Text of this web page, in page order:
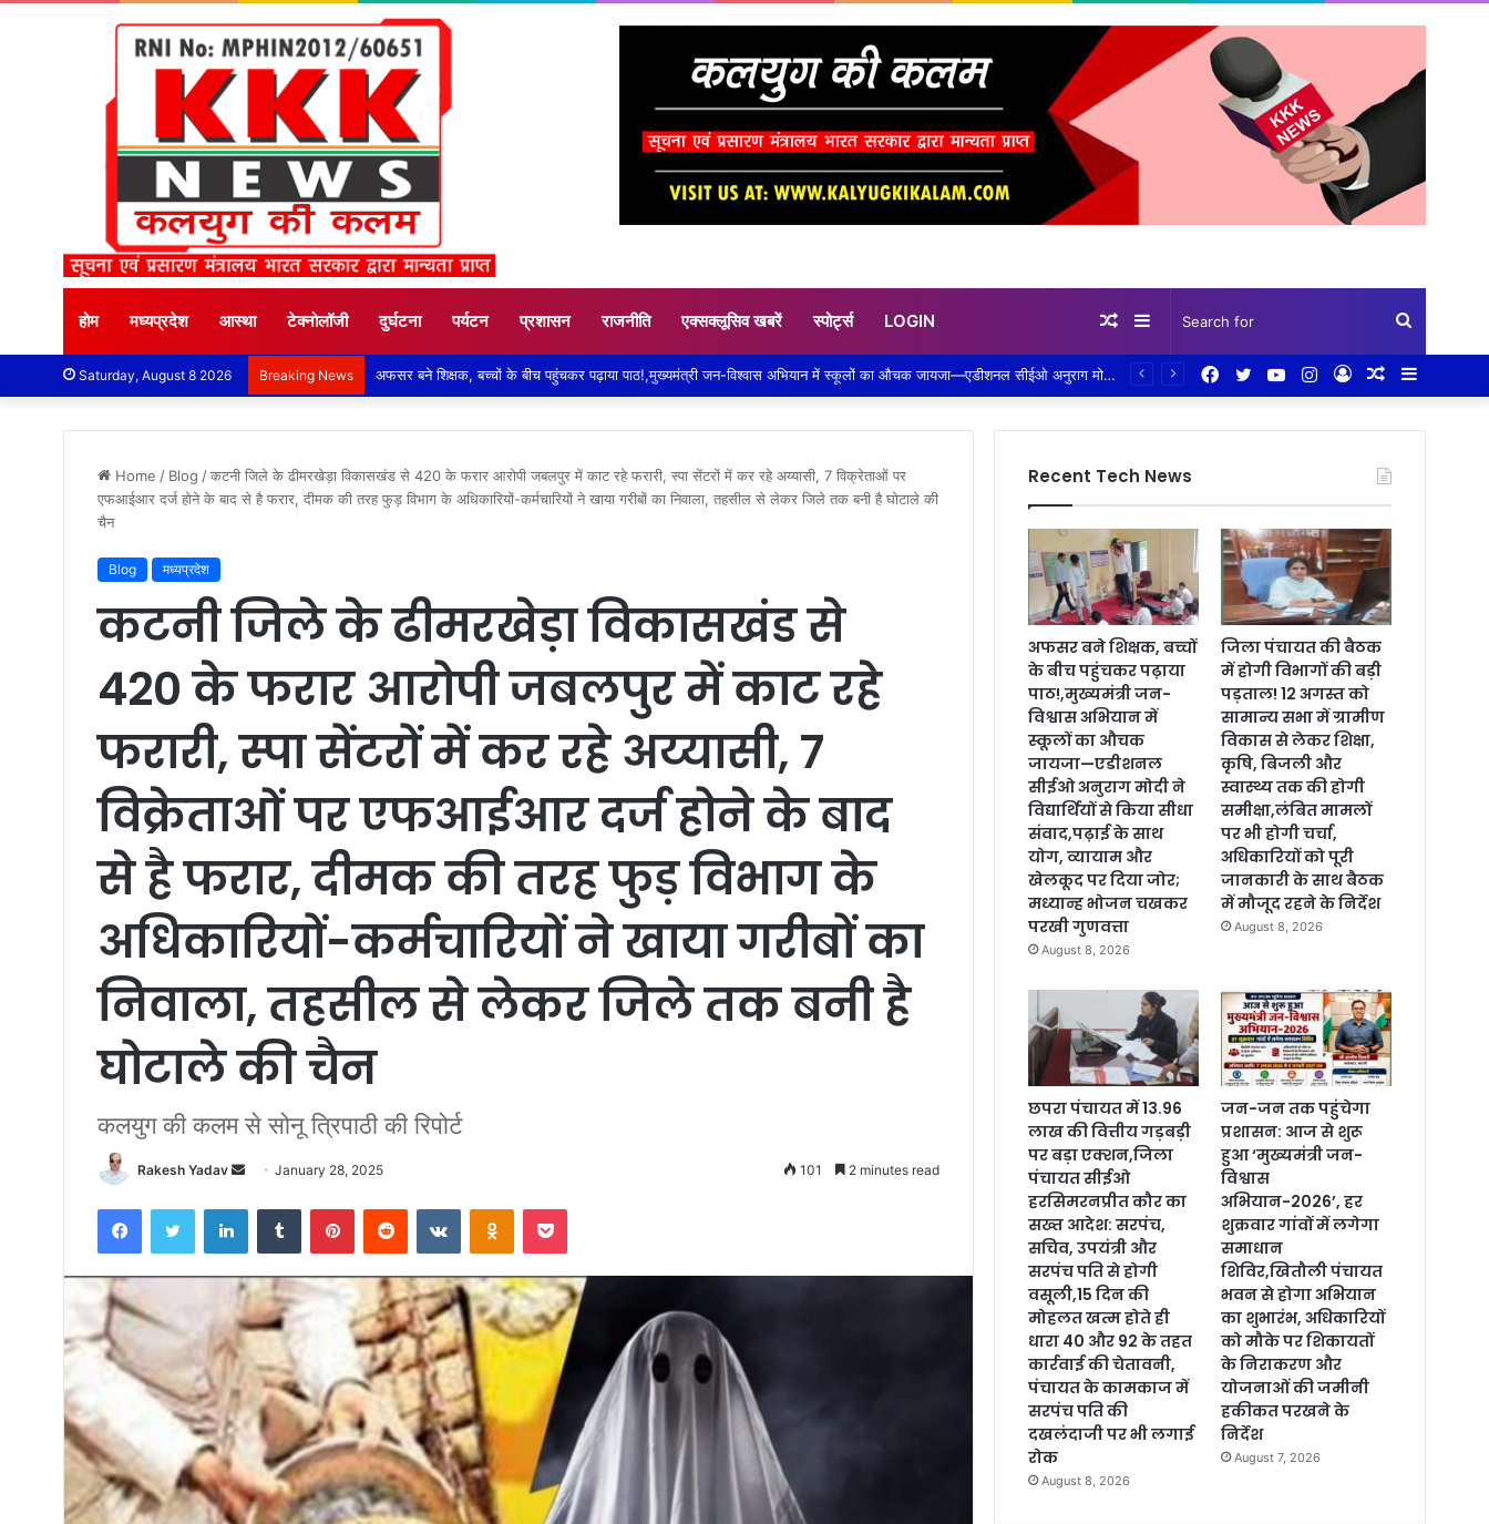
होम मध्यप्रदेश आस्था टेक्नोलॉजी दुर्घटना पर्यटन प्रशासन राजनीति एक्सक्लूसिव खबरें स्पोर्ट्स LOGIN
for
Sidebar
Random
Saturday, August 8 2026 Breaking News जिला पंचायत की बैठक में होगी विभागों की बड़ी पड़ताल! 12 अगस्त को सामान्य सभा में ग्रामीण विकास से लेकर शिक्षा, कृषि, बिजली और स्वास्थ्य तक की होगी समीक्षा,लंबित मामलों पर भी होगी चर्चा, अधिकारियों को पूरी जानकारी के साथ बैठक में मौजूद रहने के निर्देश
Random
Log
Instagram
YouTube
Twitter
Facebook
Home / Blog /कटनी जिले के ढीमरखेड़ा विकासखंड से 420 के फरार आरोपी जबलपुर में काट रहे फरारी, स्पा सेंटरों में कर रहे अय्यासी, 7 विक्रेताओं पर
एफआईआर दर्ज होने के बाद से है फरार, दीमक की तरह फुड़ विभाग के अधिकारियों-कर्मचारियों ने खाया गरीबों का निवाला, तहसील से लेकर जिले तक बनी है घोटाले की
चैन
Blog मध्यप्रदेश
कटनी जिले के ढीमरखेड़ा विकासखंड से
420 के फरार आरोपी जबलपुर में काट रहे
फरारी, स्पा सेंटरों में कर रहे अय्यासी, 7
विक्रेताओं पर एफआईआर दर्ज होने के बाद
से है फरार, दीमक की तरह फुड़ विभाग के
अधिकारियों-कर्मचारियों ने खाया गरीबों का
निवाला, तहसील से लेकर जिले तक बनी है
घोटाले की चैन
कलयुग की कलम से सोनू त्रिपाठी की रिपोर्ट
Rakesh Yadav
d
a
n
e
m
i
January 28, 2025 101 2 minutes read
Recent Tech News
अफसर बने शिक्षक, बच्चों
के बीच पहुंचकर पढ़ाया
पाठ!,मुख्यमंत्री जन-
विश्वास अभियान में
स्कूलों का औचक
जायजा—एडीशनल
सीईओ अनुराग मोदी ने
विद्यार्थियों से किया सीधा
संवाद,पढ़ाई के साथ
योग, व्यायाम और
खेलकूद पर दिया जोर;
मध्यान्ह भोजन चखकर
परखी गुणवत्ता
August 8, 2026
जिला पंचायत की बैठक
में होगी विभागों की बड़ी
पड़ताल! 12 अगस्त को
सामान्य सभा में ग्रामीण
विकास से लेकर शिक्षा,
कृषि, बिजली और
स्वास्थ्य तक की होगी
समीक्षा,लंबित मामलों
पर भी होगी चर्चा,
अधिकारियों को पूरी
जानकारी के साथ बैठक
में मौजूद रहने के निर्देश
August 8, 2026
छपरा पंचायत में 13.96
लाख की वित्तीय गड़बड़ी
पर बड़ा एक्शन,जिला
पंचायत सीईओ
हरसिमरनप्रीत कौर का
सख्त आदेश: सरपंच,
सचिव, उपयंत्री और
सरपंच पति से होगी
वसूली,15 दिन की
मोहलत खत्म होते ही
धारा 40 और 92 के तहत
कार्रवाई की चेतावनी,
पंचायत के कामकाज में
सरपंच पति की
दखलंदाजी पर भी लगाई
रोक
August 8, 2026
जन-जन तक पहुंचेगा
प्रशासन: आज से शुरू
हुआ ‘मुख्यमंत्री जन-
विश्वास
अभियान-2026’, हर
शुक्रवार गांवों में लगेगा
समाधान
शिविर,खितौली पंचायत
भवन से होगा अभियान
का शुभारंभ, अधिकारियों
को मौके पर शिकायतों
के निराकरण और
योजनाओं की जमीनी
हकीकत परखने के
निर्देश
August 7, 2026